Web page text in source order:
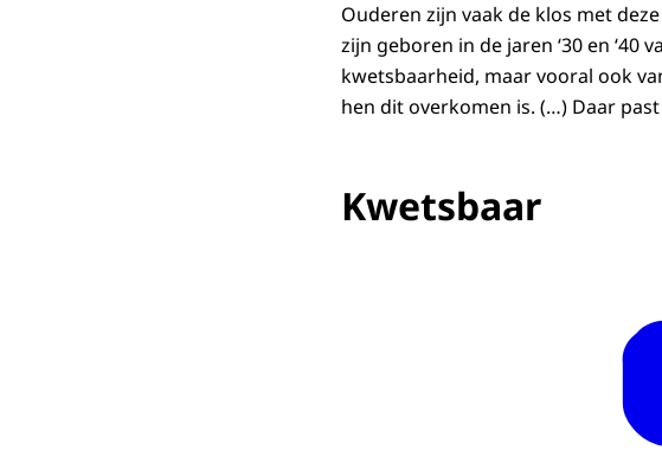
Ouderen zijn vaak de klos met
zijn geboren in de jaren ‘30 en ‘40
kwetsbaarheid, maar vooral ook
hen dit overkomen is. (…) Daar
Kwetsbaar